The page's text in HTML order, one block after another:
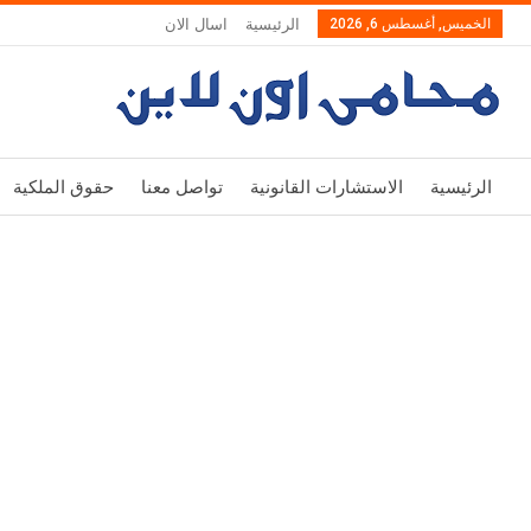
الخميس, أغسطس 6, 2026 الرئيسية اسال الان
الرئيسية الاستشارات القانونية تواصل معنا حقوق الملكية